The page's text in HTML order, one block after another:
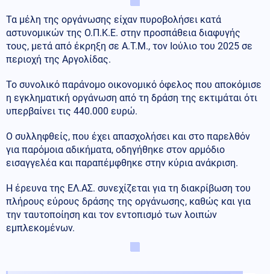
Τα μέλη της οργάνωσης είχαν πυροβολήσει κατά
αστυνομικών της Ο.Π.Κ.Ε. στην προσπάθεια διαφυγής
τους, μετά από έκρηξη σε Α.Τ.Μ., τον Ιούλιο του 2025 σε
περιοχή της Αργολίδας.
Το συνολικό παράνομο οικονομικό όφελος που αποκόμισε
η εγκληματική οργάνωση από τη δράση της εκτιμάται ότι
υπερβαίνει τις 440.000 ευρώ.
Ο συλληφθείς, που έχει απασχολήσει και στο παρελθόν
για παρόμοια αδικήματα, οδηγήθηκε στον αρμόδιο
εισαγγελέα και παραπέμφθηκε στην κύρια ανάκριση.
Η έρευνα της ΕΛ.ΑΣ. συνεχίζεται για τη διακρίβωση του
πλήρους εύρους δράσης της οργάνωσης, καθώς και για
την ταυτοποίηση και τον εντοπισμό των λοιπών
εμπλεκομένων.